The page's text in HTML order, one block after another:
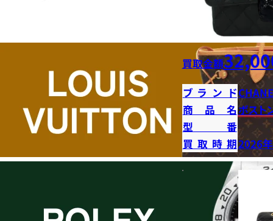
買取金額
ブランド
商品名ボスト
型番
買取時期2026